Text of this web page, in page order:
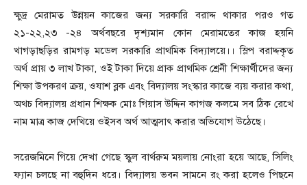
ক্ষুদ্র মেরামত উন্নয়ন কাজের জন্য সরকারি বরাদ্দ থাকার পরও গত
২১-২২,২৩ -২৪ অর্থবছরে দৃশ্যমান কোন মেরামতের কাজ হয়নি
খাগড়াছড়ির রামগড় মডেল সরকারি প্রাথমিক বিদ্যালয়ে।। স্লিপ বরাদ্দকৃত
অর্থ প্রায় ৩ লাখ টাকা, ওই টাকা দিয়ে প্রাক প্রাথমিক শ্রেনী শিক্ষার্থীদের জন্য
শিক্ষা উপকরণ ক্রয়, ওযাশ ব্লক এবং বিদ্যালয় সংস্কার কাজে ব্যয় করার কথা,
অথচ বিদ্যালয় প্রধান শিক্ষক মোঃ গিয়াস উদ্দিন কাগজ কলমে সব ঠিক রেখে
নাম মাত্র কাজ দেখিয়ে ওইসব অর্থ আত্মসাৎ করার অভিযোগ উঠেছে।
সরেজমিনে গিয়ে দেখা গেছে স্কুল বার্থরুম ময়লায় নোংরা হয়ে আছে, সিলিং
ফ্যান চলছে না বহুদিন ধরে। বিদ্যালয় ভবন সামনে রং করা হলেও পিছনে